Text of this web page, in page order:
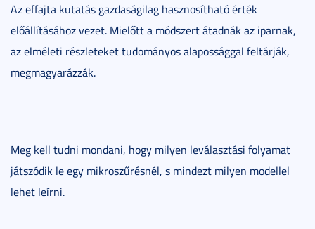
Az effajta kutatás gazdaságilag hasznosítható érték
előállításához vezet. Mielőtt a módszert átadnák az iparnak,
az elméleti részleteket tudományos alapossággal feltárják,
megmagyarázzák.
Meg kell tudni mondani, hogy milyen leválasztási folyamat
játszódik le egy mikroszűrésnél, s mindezt milyen modellel
lehet leírni.